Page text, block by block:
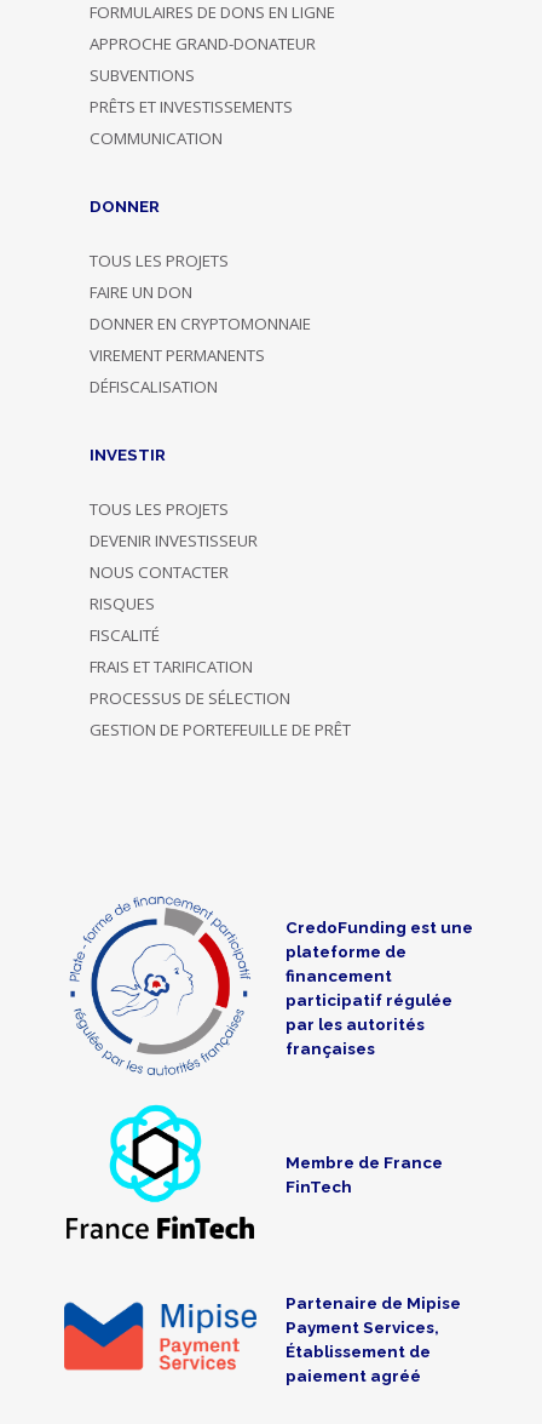
FORMULAIRES DE DONS EN LIGNE
APPROCHE GRAND-DONATEUR
SUBVENTIONS
PRÊTS ET INVESTISSEMENTS
COMMUNICATION
DONNER
TOUS LES PROJETS
FAIRE UN DON
DONNER EN CRYPTOMONNAIE
VIREMENT PERMANENTS
DÉFISCALISATION
INVESTIR
TOUS LES PROJETS
DEVENIR INVESTISSEUR
NOUS CONTACTER
RISQUES
FISCALITÉ
FRAIS ET TARIFICATION
PROCESSUS DE SÉLECTION
GESTION DE PORTEFEUILLE DE PRÊT
CredoFunding est une
plateforme de
financement
participatif régulée
par les autorités
françaises
Membre de France
FinTech
Partenaire de Mipise
Payment Services,
Établissement de
paiement agréé